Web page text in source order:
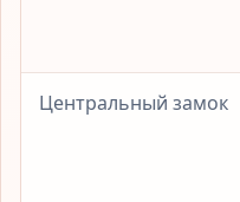
Центральный замок